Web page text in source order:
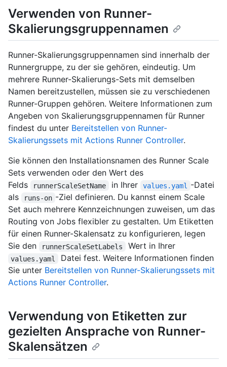
Verwenden von Runner-
Skalierungsgruppennamen
Runner-Skalierungsgruppennamen sind innerhalb der
Runnergruppe, zu der sie gehören, eindeutig. Um
mehrere Runner-Skalierungs-Sets mit demselben
Namen bereitzustellen, müssen sie zu verschiedenen
Runner-Gruppen gehören. Weitere Informationen zum
Angeben von Skalierungsgruppennamen für Runner
findest du unter Bereitstellen von Runner-
Skalierungssets mit Actions Runner Controller.
Sie können den Installationsnamen des Runner Scale
Sets verwenden oder den Wert des
Felds
runnerScaleSetName in Ihrer values.yaml
-Datei
als
runs-on -Ziel definieren. Du kannst einem Scale
Set auch mehrere Kennzeichnungen zuweisen, um das
Routing von Jobs flexibler zu gestalten. Um Etiketten
für einen Runner-Skalensatz zu konfigurieren, legen
Sie den
runnerScaleSetLabels Wert in Ihrer
values.yaml
Datei fest. Weitere Informationen finden
Sie unter Bereitstellen von Runner-Skalierungssets mit
Actions Runner Controller.
Verwendung von Etiketten zur
gezielten Ansprache von Runner-
Skalensätzen